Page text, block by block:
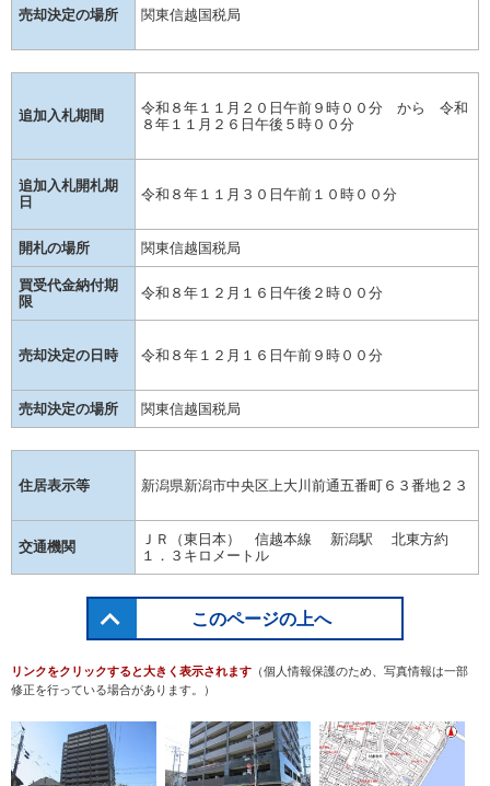
売却決定の場所 関東信越国税局
追加入札期間
令和８年１１月２０日午前９時００分 から 令和
８年１１月２６日午後５時００分
追加入札開札期
日
令和８年１１月３０日午前１０時００分
開札の場所 関東信越国税局
買受代金納付期
限
令和８年１２月１６日午後２時００分
売却決定の日時 令和８年１２月１６日午前９時００分
売却決定の場所 関東信越国税局
住居表示等 新潟県新潟市中央区上大川前通五番町６３番地２３
交通機関
ＪＲ（東日本） 信越本線 新潟駅 北東方約
１．３キロメートル
このページの上へ
リンクをクリックすると大きく表示されます （個人情報保護のため、写真情報は一部
修正を行っている場合があります。）